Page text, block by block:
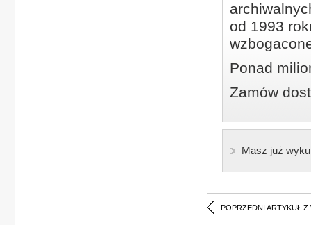
od 1993
Ponad
Zamów
Masz już
POPRZEDNI ARTYKUŁ Z